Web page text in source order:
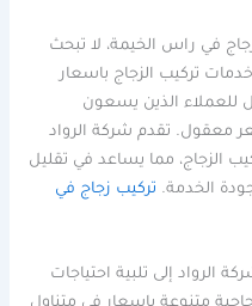
في راس الخيمة، لا تبحث
تركيب الزجاج باسعار
للعملاء الذين يسعون
معقول. تقدم شركة الرواد
الزجاج، مما يساعد في تقليل
الخدمة. تركيب زجاج في
إلى تلبية احتياجات